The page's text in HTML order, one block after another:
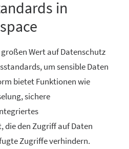
in
Wert auf Datenschutz
um sensible Daten
bietet Funktionen wie
sichere
den Zugriff auf Daten
Zugriffe verhindern.